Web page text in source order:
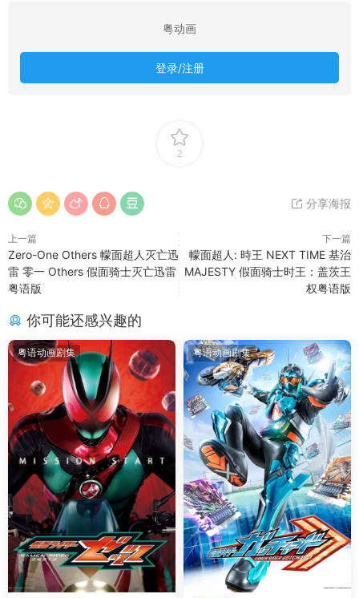
粤动画
登录/注册
2
分享海报
上一篇
Zero-One Others 幪面超人灭亡迅
雷 零一 Others 假面骑士灭亡迅雷
粤语版
下一篇
幪面超人: 時王 NEXT TIME 基治
MAJESTY 假面骑士时王：盖茨王
权粤语版
你可能还感兴趣的
粤语动画剧集 粤语动画剧集